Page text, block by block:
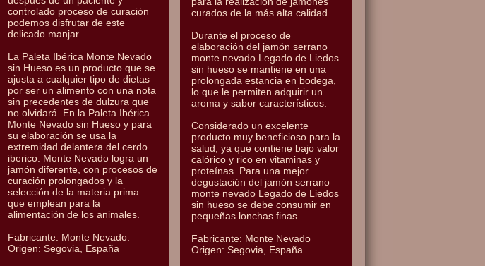
controlado proceso de curación
podemos disfrutar de este
delicado manjar.
La Paleta Ibérica Monte Nevado
sin Hueso es un producto que se
ajusta a cualquier tipo de dietas
por ser un alimento con una nota
sin precedentes de dulzura que
no olvidará. En la Paleta Ibérica
Monte Nevado sin Hueso y para
su elaboración se usa la
extremidad delantera del cerdo
iberico. Monte Nevado logra un
jamón diferente, con procesos de
curación prolongados y la
selección de la materia prima
que emplean para la
alimentación de los animales.
Fabricante: Monte Nevado.
Origen: Segovia, España
curados de la más alta calidad.
Durante el proceso de
elaboración del jamón serrano
monte nevado Legado de Liedos
sin hueso se mantiene en una
prolongada estancia en bodega,
lo que le permiten adquirir un
aroma y sabor característicos.
Considerado un excelente
producto muy beneficioso para la
salud, ya que contiene bajo valor
calórico y rico en vitaminas y
proteínas. Para una mejor
degustación del jamón serrano
monte nevado Legado de Liedos
sin hueso se debe consumir en
pequeñas lonchas finas.
Fabricante: Monte Nevado
Origen: Segovia, España